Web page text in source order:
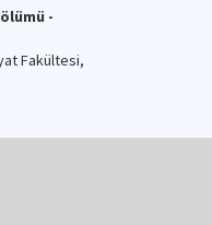
-
Fakültesi,